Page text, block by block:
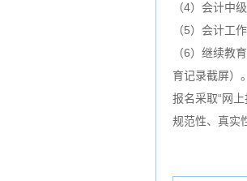
（4）会计中
（5）会计工
（6）继续教
育记录截屏）。
报名采取“网
规范性、真实